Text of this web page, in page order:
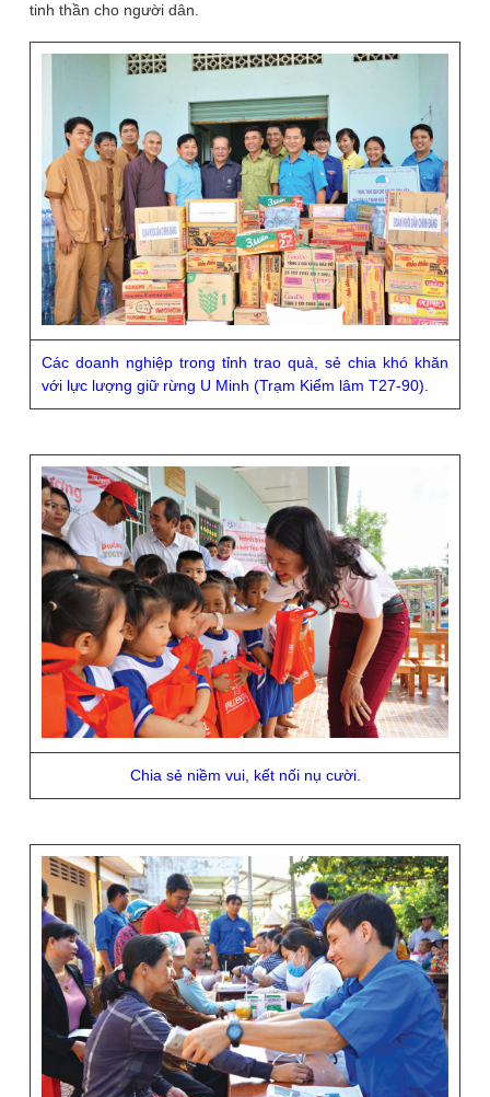
tinh thần cho người dân.
Các doanh nghiệp trong tỉnh trao quà, sẻ chia khó khăn
với lực lượng giữ rừng U Minh (Trạm Kiểm lâm T27-90).
Chia sẻ niềm vui, kết nối nụ cười.